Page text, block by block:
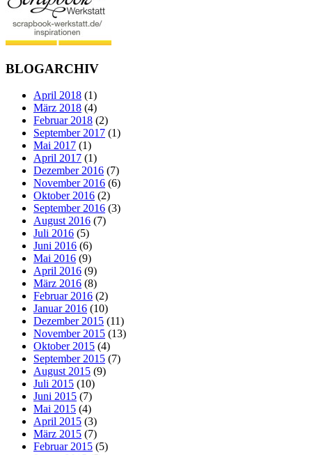
BLOGARCHIV
April 2018 (1)
März 2018 (4)
Februar 2018 (2)
September 2017 (1)
Mai 2017 (1)
April 2017 (1)
Dezember 2016 (7)
November 2016 (6)
Oktober 2016 (2)
September 2016 (3)
August 2016 (7)
Juli 2016 (5)
Juni 2016 (6)
Mai 2016 (9)
April 2016 (9)
März 2016 (8)
Februar 2016 (2)
Januar 2016 (10)
Dezember 2015 (11)
November 2015 (13)
Oktober 2015 (4)
September 2015 (7)
August 2015 (9)
Juli 2015 (10)
Juni 2015 (7)
Mai 2015 (4)
April 2015 (3)
März 2015 (7)
Februar 2015 (5)